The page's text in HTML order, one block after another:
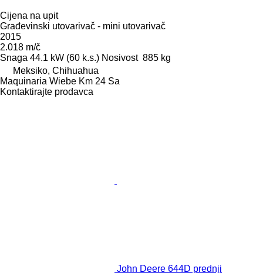
Cijena na upit
Građevinski utovarivač - mini utovarivač
2015
2.018 m/č
Snaga 44.1 kW (60 k.s.) Nosivost 885 kg
Meksiko, Chihuahua
Maquinaria Wiebe Km 24 Sa
Kontaktirajte prodavca
John Deere 644D prednji